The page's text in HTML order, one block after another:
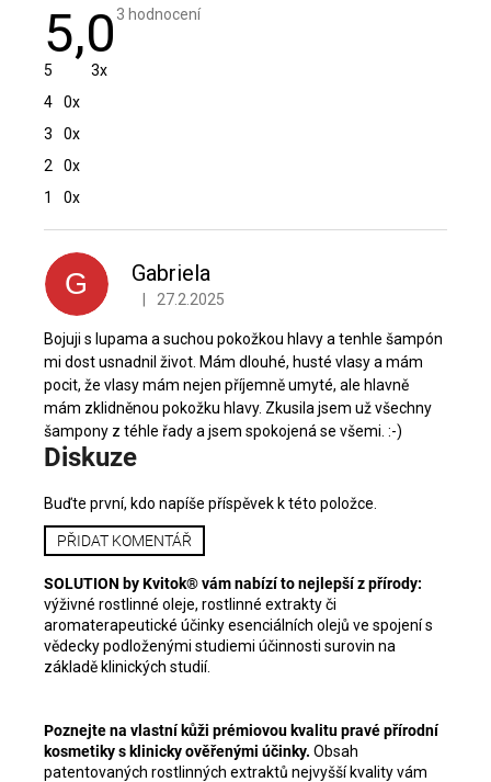
5,0 Průměrné
3 hodnocení
5
3x
4
0x
3
0x
2
0x
1
0x
p
i
h
o
d
n
o
c
n
í
G Gabriela
Hodnocení produktu je 5 z 5 hvězdiček.
27.2.2025
Bojuji s lupama a suchou pokožkou hlavy a tenhle šampón
mi dost usnadnil život. Mám dlouhé, husté vlasy a mám
pocit, že vlasy mám nejen příjemně umyté, ale hlavně
mám zklidněnou pokožku hlavy. Zkusila jsem už všechny
šampony z téhle řady a jsem spokojená se všemi. :-)
Diskuze
Buďte první, kdo napíše příspěvek k této položce.
PŘIDAT KOMENTÁŘ
SOLUTION by Kvitok® vám nabízí to nejlepší z přírody:
výživné rostlinné oleje, rostlinné extrakty či
aromaterapeutické účinky esenciálních olejů ve spojení s
vědecky podloženými studiemi účinnosti surovin na
základě klinických studií.
Poznejte na vlastní kůži prémiovou kvalitu pravé přírodní
kosmetiky s klinicky ověřenými účinky. Obsah
patentovaných rostlinných extraktů nejvyšší kvality vám